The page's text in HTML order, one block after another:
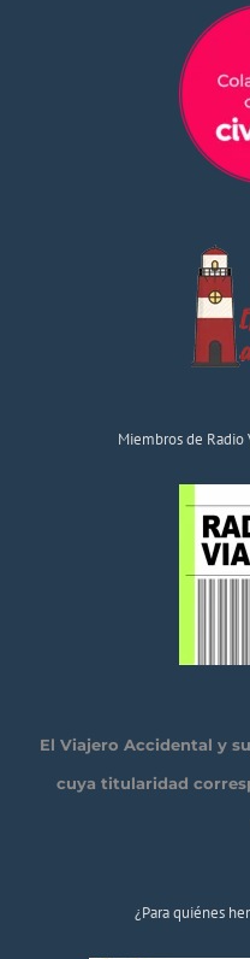
Miembros de Radio
El Viajero Accidental y
cuya titularidad
¿Para quiénes